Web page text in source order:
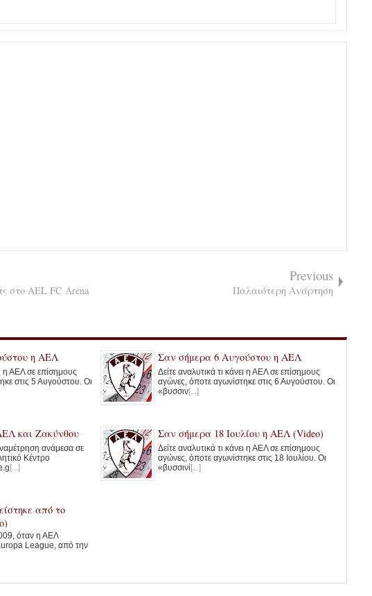
στο AEL FC Arena
Previous
Παλαιότερη Ανάρτηση
η ΑΕΛ
η ΑΕΛ σε επίσημους
στις 5 Αυγούστου. Οι
Σαν σήμερα 6 Αυγούστου η ΑΕΛ
Δείτε αναλυτικά τι κάνει η ΑΕΛ σε επίσημους
αγώνες, όποτε αγωνίστηκε στις 6 Αυγούστου. Οι
«βυσσιν[...]
και Ζακύνθου
ανάμεσα σε
Κέντρο
[...]
Σαν σήμερα 18 Ιουλίου η ΑΕΛ (Video)
Δείτε αναλυτικά τι κάνει η ΑΕΛ σε επίσημους
αγώνες, όποτε αγωνίστηκε στις 18 Ιουλίου. Οι
«βυσσινί [...]
από το
όταν η ΑΕΛ
League, από την